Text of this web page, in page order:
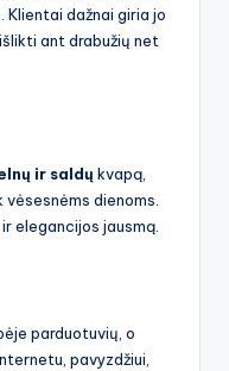
Klientai dažnai giria jo
ant drabužių net
ir saldų kvapą,
dienoms.
elegancijos jausmą.
parduotuvių, o
pavyzdžiui,